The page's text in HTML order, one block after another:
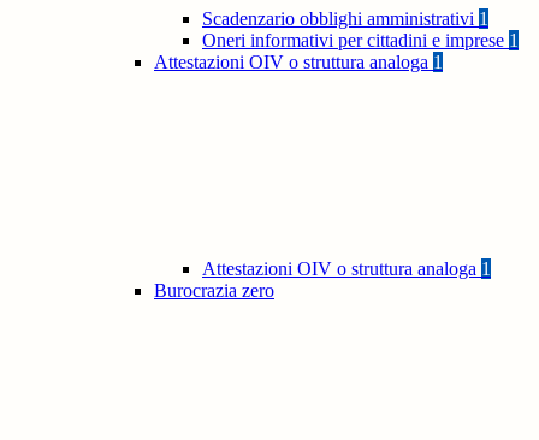
Scadenzario obblighi amministrativi 1
Oneri informativi per cittadini e imprese 1
Attestazioni OIV o struttura analoga 1
Attestazioni OIV o struttura analoga 1
Burocrazia zero